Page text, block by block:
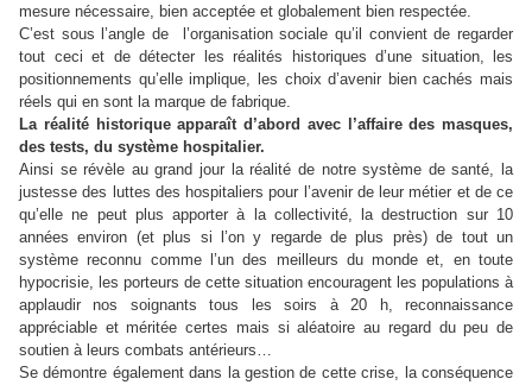
mesure nécessaire, bien acceptée et globalement bien respectée.
C’est sous l’angle de l’organisation sociale qu’il convient de regarder
tout ceci et de détecter les réalités historiques d’une situation, les
positionnements qu’elle implique, les choix d’avenir bien cachés mais
réels qui en sont la marque de fabrique.
La réalité historique apparaît d’abord avec l’affaire des masques,
des tests, du système hospitalier.
Ainsi se révèle au grand jour la réalité de notre système de santé, la
justesse des luttes des hospitaliers pour l’avenir de leur métier et de ce
qu’elle ne peut plus apporter à la collectivité, la destruction sur 10
années environ (et plus si l’on y regarde de plus près) de tout un
système reconnu comme l’un des meilleurs du monde et, en toute
hypocrisie, les porteurs de cette situation encouragent les populations à
applaudir nos soignants tous les soirs à 20 h, reconnaissance
appréciable et méritée certes mais si aléatoire au regard du peu de
soutien à leurs combats antérieurs…
Se démontre également dans la gestion de cette crise, la conséquence